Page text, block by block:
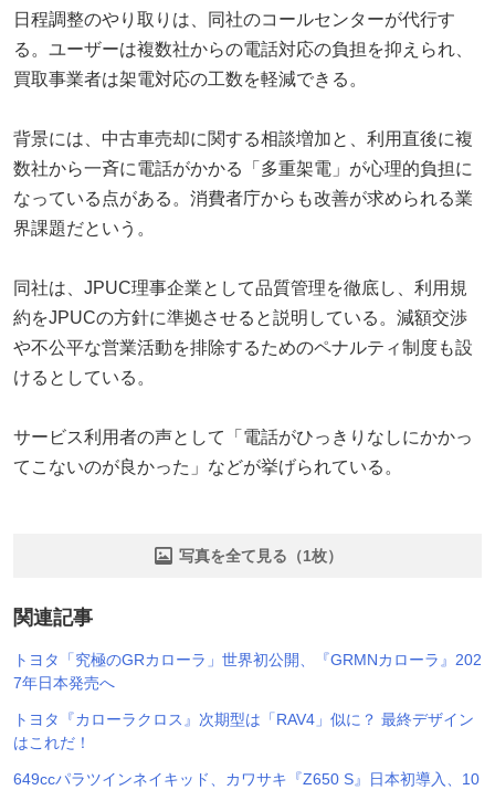
日程調整のやり取りは、同社のコールセンターが代行す
る。ユーザーは複数社からの電話対応の負担を抑えられ、
買取事業者は架電対応の工数を軽減できる。
背景には、中古車売却に関する相談増加と、利用直後に複
数社から一斉に電話がかかる「多重架電」が心理的負担に
なっている点がある。消費者庁からも改善が求められる業
界課題だという。
同社は、JPUC理事企業として品質管理を徹底し、利用規
約をJPUCの方針に準拠させると説明している。減額交渉
や不公平な営業活動を排除するためのペナルティ制度も設
けるとしている。
サービス利用者の声として「電話がひっきりなしにかかっ
てこないのが良かった」などが挙げられている。
写真を全て見る（1枚）
関連記事
トヨタ「究極のGRカローラ」世界初公開、『GRMNカローラ』202
7年日本発売へ
トヨタ『カローラクロス』次期型は「RAV4」似に？ 最終デザイン
はこれだ！
649ccパラツインネイキッド、カワサキ『Z650 S』日本初導入、10